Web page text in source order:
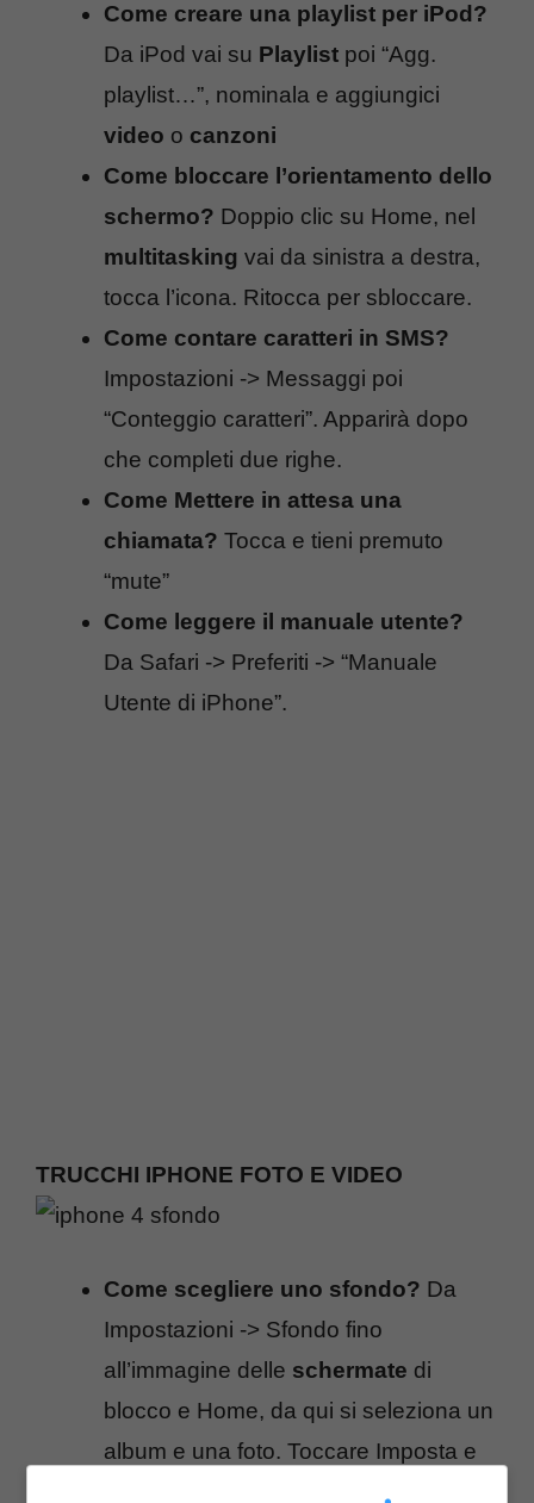
Come creare una playlist per iPod?
Da iPod vai su Playlist poi “Agg.
playlist…”, nominala e aggiungici
video o canzoni
Come bloccare l’orientamento dello
schermo? Doppio clic su Home, nel
multitasking vai da sinistra a destra,
tocca l’icona. Ritocca per sbloccare.
Come contare caratteri in SMS?
Impostazioni -> Messaggi poi
“Conteggio caratteri”. Apparirà dopo
che completi due righe.
Come Mettere in attesa una
chiamata? Tocca e tieni premuto
“mute”
Come leggere il manuale utente?
Da Safari -> Preferiti -> “Manuale
Utente di iPhone”.
TRUCCHI IPHONE FOTO E VIDEO
Come scegliere uno sfondo? Da
Impostazioni -> Sfondo fino
all’immagine delle schermate di
blocco e Home, da qui si seleziona un
album e una foto. Toccare Imposta e